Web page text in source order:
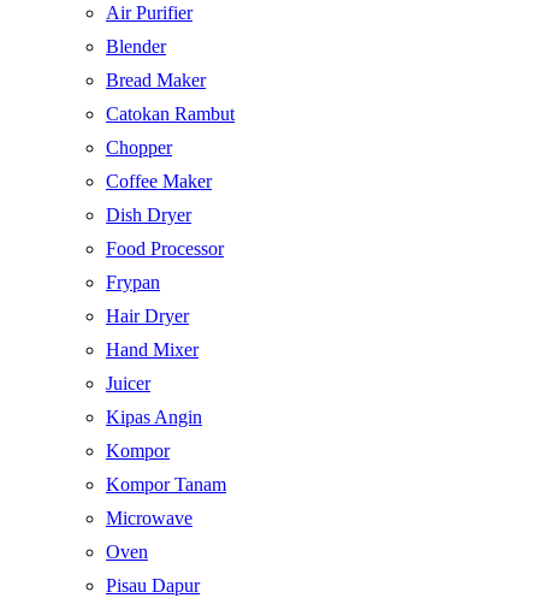
Air Purifier
Blender
Bread Maker
Catokan Rambut
Chopper
Coffee Maker
Dish Dryer
Food Processor
Frypan
Hair Dryer
Hand Mixer
Juicer
Kipas Angin
Kompor
Kompor Tanam
Microwave
Oven
Pisau Dapur